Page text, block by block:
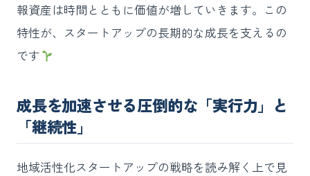
報資産は時間とともに価値が増していきます。この
特性が、スタートアップの長期的な成長を支えるの
です
成長を加速させる圧倒的な「実行力」と
「継続性」
地域活性化スタートアップの戦略を読み解く上で見